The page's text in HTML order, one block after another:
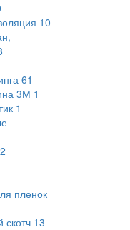
10
61
3М 1
1
пленок
скотч 13